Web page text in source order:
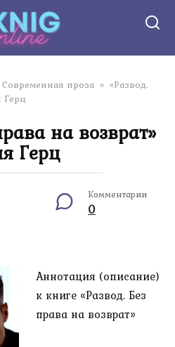
Современная проза » «Развод.
Герц
на возврат»
Герц
Комментарии
0
Аннотация (описание)
к книге «Развод. Без
права на возврат»